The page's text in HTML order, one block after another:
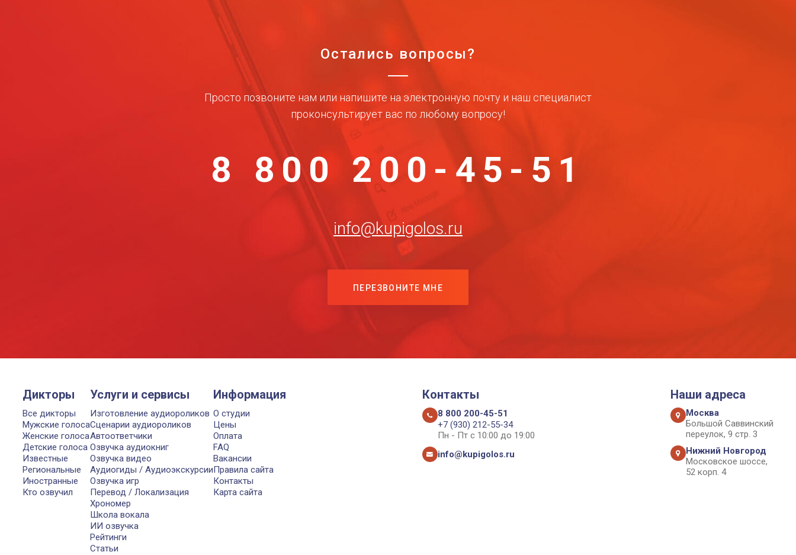
Остались вопросы?
Просто позвоните нам или напишите на электронную почту и наш специалист
проконсультирует вас по любому вопросу!
8 800 200-45-51
info@kupigolos.ru
ПЕРЕЗВОНИТЕ МНЕ
Дикторы
Все дикторы
Мужские голоса
Женские голоса
Детские голоса
Известные
Региональные
Иностранные
Кто озвучил
Услуги и сервисы
Изготовление аудиороликов
Сценарии аудиороликов
Автоответчики
Озвучка аудиокниг
Озвучка видео
Аудиогиды / Аудиоэкскурсии
Озвучка игр
Перевод / Локализация
Хрономер
Школа вокала
ИИ озвучка
Рейтинги
Статьи
Информация
О студии
Цены
Оплата
FAQ
Вакансии
Правила сайта
Контакты
Карта сайта
Контакты
8 800 200-45-51
+7 (930) 212-55-34
Пн - Пт с 10:00 до 19:00
info@kupigolos.ru
Наши адреса
Москва
Большой Саввинский
переулок, 9 стр. 3
Нижний Новгород
Московское шоссе,
52 корп. 4